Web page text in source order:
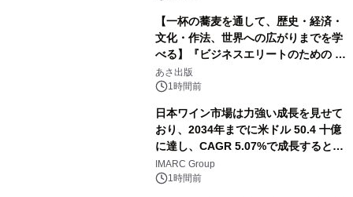
【一杯の蕎麦を通して、歴史・経済・
文化・作法、世界への広がりまでを学
べる】『ビジネスエリートのための 教
養としての蕎麦』2026年8月25日
（火）発売
あさ出版
1時間前
日本ワイン市場は力強い成長を見せて
おり、2034年までに米ドル 50.4 十億
に達し、CAGR 5.07%で成長すると予
測
IMARC Group
1時間前